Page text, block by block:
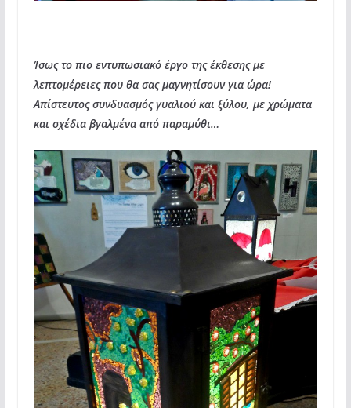
Ίσως το πιο εντυπωσιακό έργο της έκθεσης με
λεπτομέρειες που θα σας μαγνητίσουν για ώρα!
Απίστευτος συνδυασμός γυαλιού και ξύλου, με χρώματα
και σχέδια βγαλμένα από παραμύθι…